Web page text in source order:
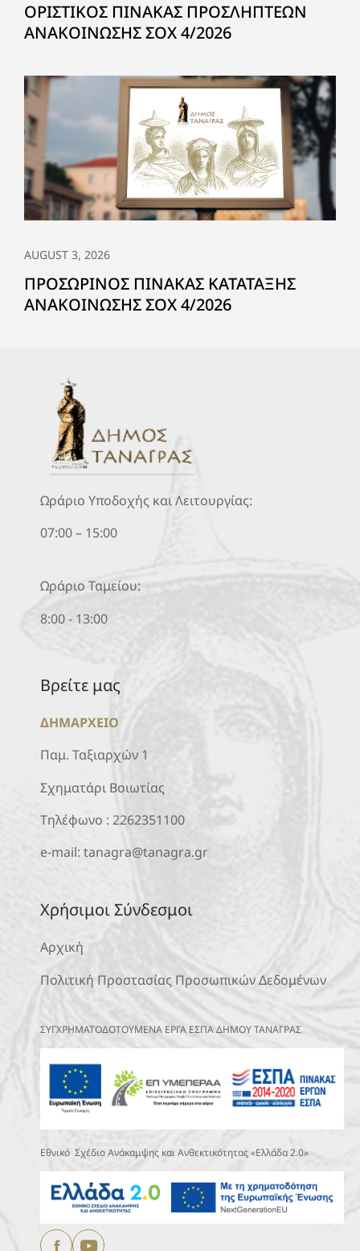
ΟΡΙΣΤΙΚΟΣ ΠΙΝΑΚΑΣ ΠΡΟΣΛΗΠΤΕΩΝ
ΑΝΑΚΟΙΝΩΣΗΣ ΣΟΧ 4/2026
AUGUST 3, 2026
ΠΡΟΣΩΡΙΝΟΣ ΠΙΝΑΚΑΣ ΚΑΤΑΤΑΞΗΣ
ΑΝΑΚΟΙΝΩΣΗΣ ΣΟΧ 4/2026
Ωράριο Υποδοχής και Λειτουργίας:
07:00 – 15:00
Ωράριο Ταμείου:
8:00 - 13:00
Βρείτε μας
ΔΗΜΑΡΧΕΙΟ
Παμ. Ταξιαρχών 1
Σχηματάρι Βοιωτίας
Τηλέφωνο : 2262351100
e-mail: tanagra@tanagra.gr
Χρήσιμοι Σύνδεσμοι
Αρχική
Πολιτική Προστασίας Προσωπικών Δεδομένων
ΣΥΓΧΡΗΜΑΤΟΔΟΤΟΥΜΕΝΑ ΕΡΓΑ ΕΣΠΑ ΔΗΜΟΥ ΤΑΝΑΓΡΑΣ
Εθνικό Σχέδιο Ανάκαμψης και Ανθεκτικότητας «Ελλάδα 2.0»